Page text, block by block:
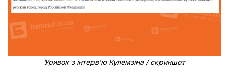
Уривок з інтерв’ю Кулемзіна / скриншот